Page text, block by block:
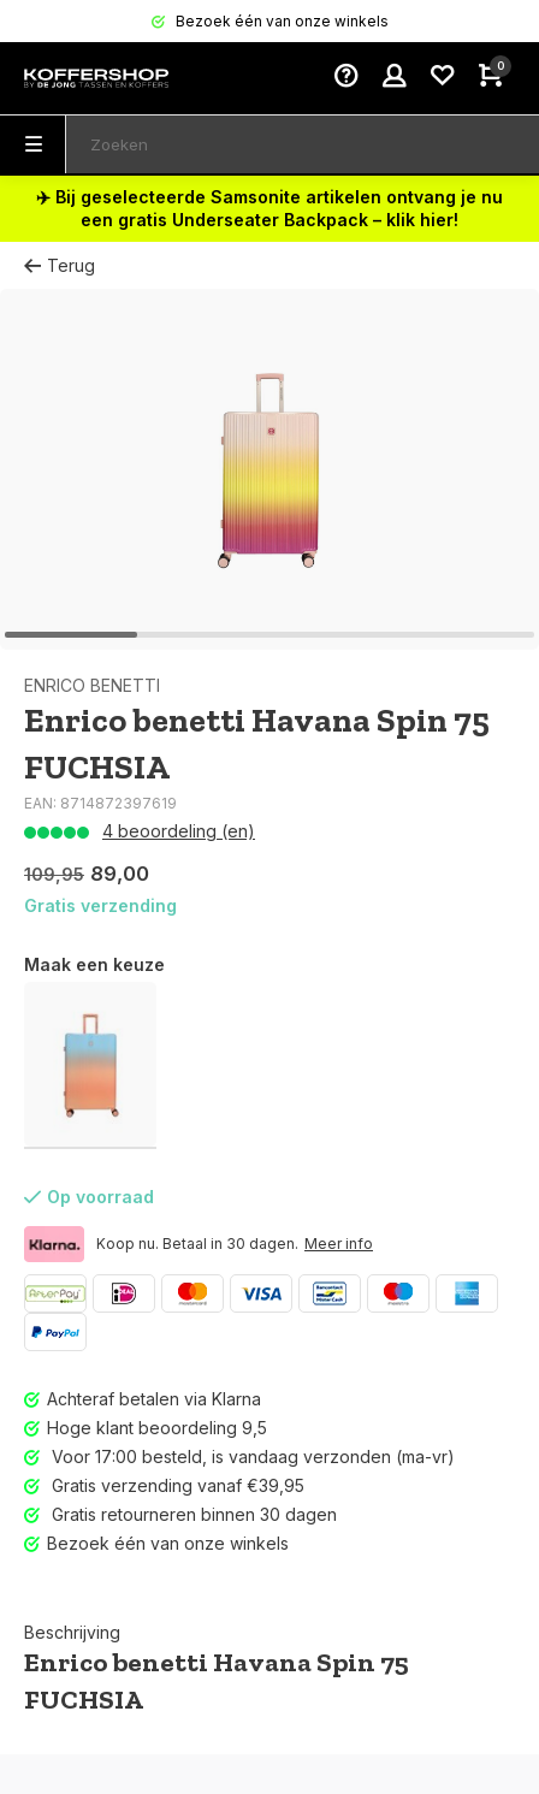
Bezoek één van onze winkels
Voor 17:00 besteld, is vandaag verzonden (ma-vr)
0
✈️ Bij geselecteerde Samsonite artikelen ontvang je nu
een gratis Underseater Backpack – klik hier!
Terug
ENRICO BENETTI
Enrico benetti Havana Spin 75
FUCHSIA
EAN: 8714872397619
4 beoordeling (en)
109,95 89,00
Gratis verzending
Maak een keuze
Op voorraad
Koop nu. Betaal in 30 dagen. Meer info
Achteraf betalen via Klarna
Hoge klant beoordeling 9,5
Voor 17:00 besteld, is vandaag verzonden (ma-vr)
Gratis verzending vanaf €39,95
Gratis retourneren binnen 30 dagen
Bezoek één van onze winkels
Beschrijving
Enrico benetti Havana Spin 75
FUCHSIA